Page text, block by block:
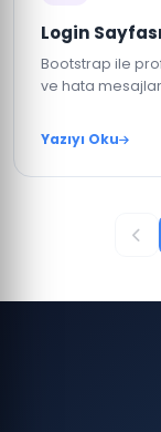
Login
Bootstrap ile
ve hata
Yazıyı Oku